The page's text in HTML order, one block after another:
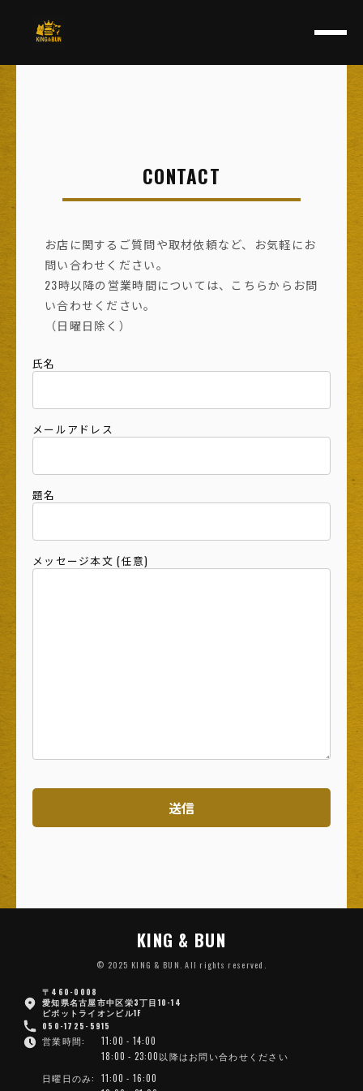
CONTACT
お店に関するご質問や取材依頼など、お気軽にお
問い合わせください。
23時以降の営業時間については、こちらからお問
い合わせください。
（日曜日除く）
氏名
メールアドレス
題名
メッセージ本文 (任意)
KING & BUN
© 2025 KING & BUN. All rights reserved.
〒460-0008
愛知県名古屋市中区栄3丁目10-14
ピボットライオンビル1F
050-1725-5915
営業時間:
11:00 - 14:00
18:00 - 23:00以降はお問い合わせください
日曜日のみ:
11:00 - 16:00